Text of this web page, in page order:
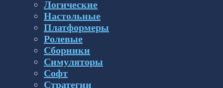
Логические
Настольные
Платформеры
Ролевые
Сборники
Симуляторы
Софт
Стратегии